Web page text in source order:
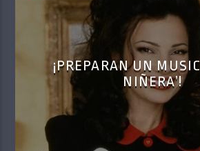
¡PREPARAN UN
NIÑERA’!